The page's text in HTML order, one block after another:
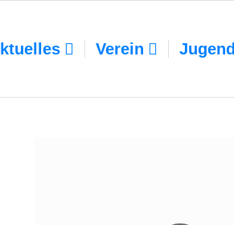
Verein Jugend